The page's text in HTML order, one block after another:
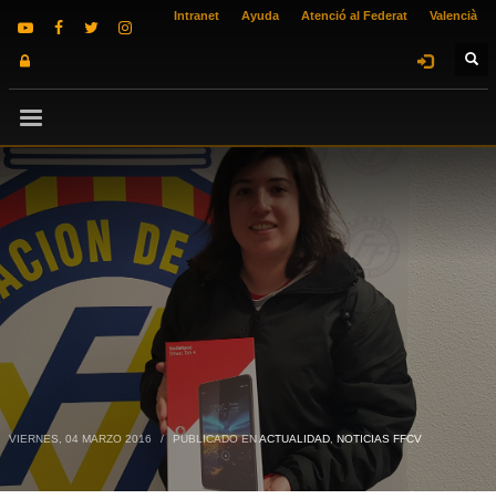
Intranet Ayuda Atenció al Federat Valencià
VIERNES, 04 MARZO 2016 / PUBLICADO ENACTUALIDAD, NOTICIAS FFCV